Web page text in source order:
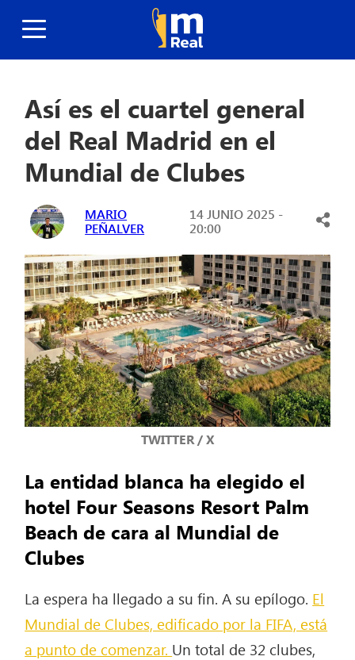
Así es el cuartel general
del Real Madrid en el
Mundial de Clubes
MARIO
PEÑALVER
14 JUNIO 2025 -
20:00
TWITTER / X
La entidad blanca ha elegido el
hotel Four Seasons Resort Palm
Beach de cara al Mundial de
Clubes
La espera ha llegado a su fin. A su epílogo. El
Mundial de Clubes, edificado por la FIFA, está
a punto de comenzar. Un total de 32 clubes,